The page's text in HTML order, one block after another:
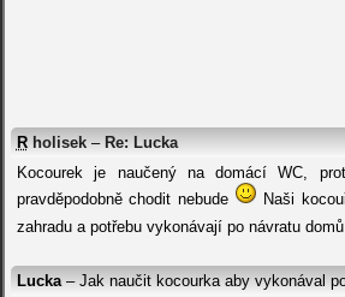
R holisek – Re: Lucka
Kocourek je naučený na domácí WC,
pravděpodobně chodit nebude
Naši
zahradu a potřebu vykonávají po návratu domů
Lucka– Jak naučit kocourka aby vykonával